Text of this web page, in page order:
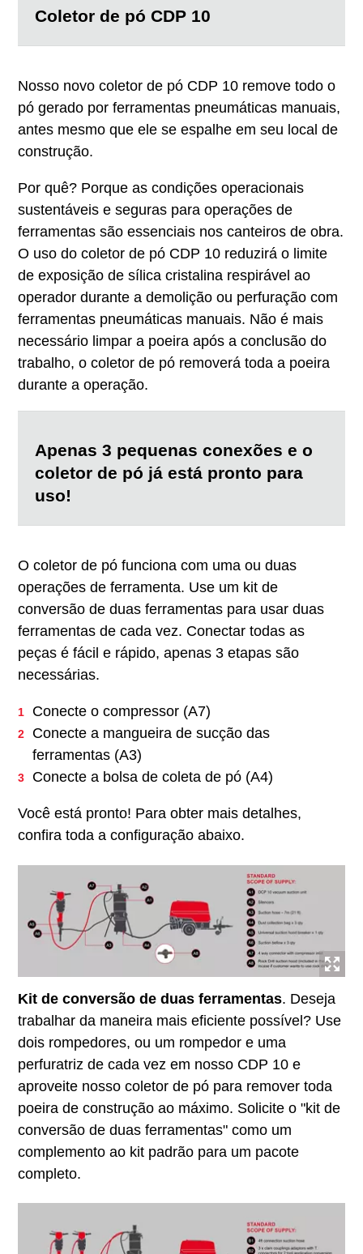
Coletor de pó CDP 10
Nosso novo coletor de pó CDP 10 remove todo o
pó gerado por ferramentas pneumáticas manuais,
antes mesmo que ele se espalhe em seu local de
construção.
Por quê? Porque as condições operacionais
sustentáveis e seguras para operações de
ferramentas são essenciais nos canteiros de obra.
O uso do coletor de pó CDP 10 reduzirá o limite
de exposição de sílica cristalina respirável ao
operador durante a demolição ou perfuração com
ferramentas pneumáticas manuais. Não é mais
necessário limpar a poeira após a conclusão do
trabalho, o coletor de pó removerá toda a poeira
durante a operação.
Apenas 3 pequenas conexões e o
coletor de pó já está pronto para
uso!
O coletor de pó funciona com uma ou duas
operações de ferramenta. Use um kit de
conversão de duas ferramentas para usar duas
ferramentas de cada vez. Conectar todas as
peças é fácil e rápido, apenas 3 etapas são
necessárias.
Conecte o compressor (A7)
Conecte a mangueira de sucção das
ferramentas (A3)
Conecte a bolsa de coleta de pó (A4)
Você está pronto! Para obter mais detalhes,
confira toda a configuração abaixo.
Kit de conversão de duas ferramentas. Deseja
trabalhar da maneira mais eficiente possível? Use
dois rompedores, ou um rompedor e uma
perfuratriz de cada vez em nosso CDP 10 e
aproveite nosso coletor de pó para remover toda
poeira de construção ao máximo. Solicite o "kit de
conversão de duas ferramentas" como um
complemento ao kit padrão para um pacote
completo.